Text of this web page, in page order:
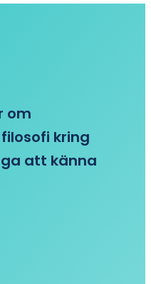
om
kring
att känna